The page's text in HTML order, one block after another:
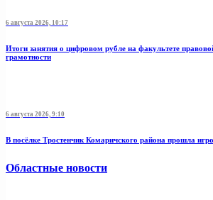
6 августа 2026, 10:17
Итоги занятия о цифровом рубле на факультете
грамотности
6 августа 2026, 9:10
В посёлке Тростенчик Комаричского района прошла
Областные новости